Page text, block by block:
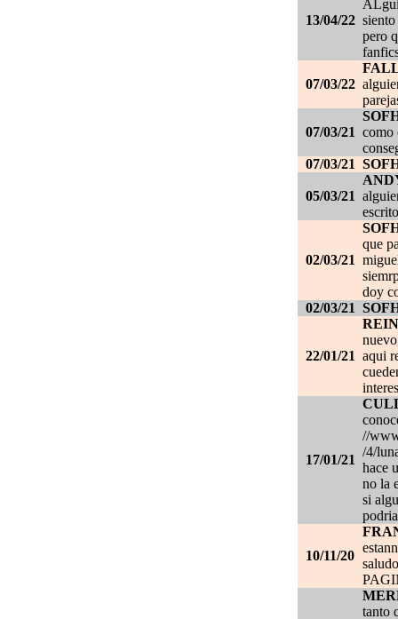
13/04/22
pero
07/03/22
07/03/21 como
07/03/21
05/03/21
02/03/21
que
doy
02/03/21
22/01/21 aqui
17/01/21
//
/4/
hace
no la
si
10/11/20
tanto